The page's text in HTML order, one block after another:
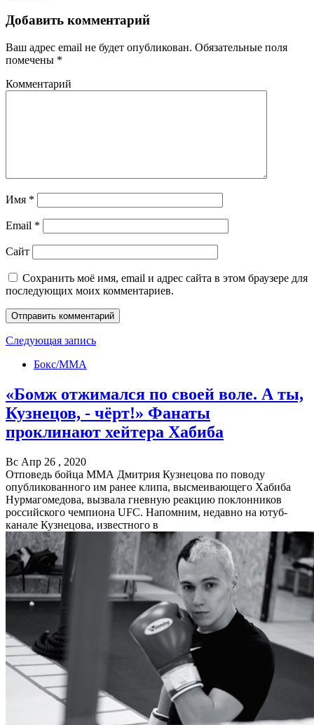
Добавить комментарий
Ваш адрес email не будет опубликован. Обязательные поля
помечены *
Комментарий
Имя *
Email *
Сайт
Сохранить моё имя, email и адрес сайта в этом браузере для
последующих моих комментариев.
Следующая запись
Бокс/MMA
«Бомж отжимался по своей воле. А ты,
Кузнецов, - чёрт!» Фанаты
проклинают хейтера Хабиба
Вс Апр 26 , 2020
Отповедь бойца ММА Дмитрия Кузнецова по поводу
опубликованного им ранее клипа, высмеивающего Хабиба
Нурмагомедова, вызвала гневную реакцию поклонников
российского чемпиона UFC. Напомним, недавно на ютуб-
канале Кузнецова, известного в